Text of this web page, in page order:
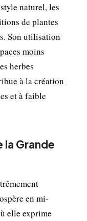
naturel, les
de plantes
Son utilisation
moins
herbes
à la création
et à faible
Grande
en mi-
elle exprime